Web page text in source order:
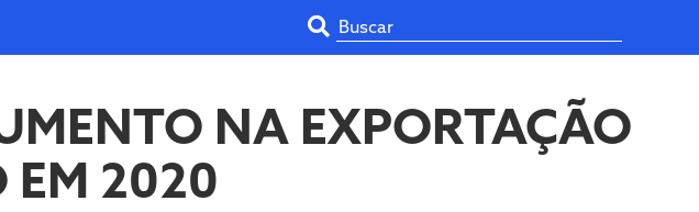
NA EXPORTAÇÃO
EM 2020